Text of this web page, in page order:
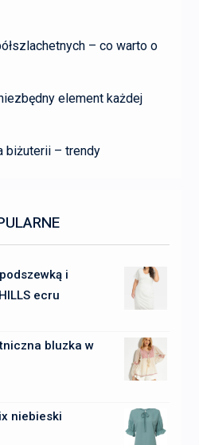
– co warto o
element każdej
biżuterii – trendy
i
ecru
bluzka w
niebieski